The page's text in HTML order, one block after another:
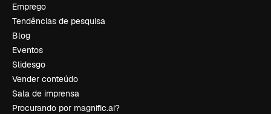
Emprego
Tendências de pesquisa
Blog
Eventos
Slidesgo
Vender conteúdo
Sala de imprensa
Procurando por magnific.ai?